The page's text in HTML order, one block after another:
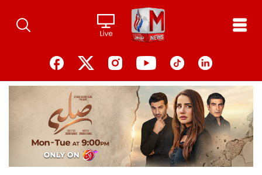
content